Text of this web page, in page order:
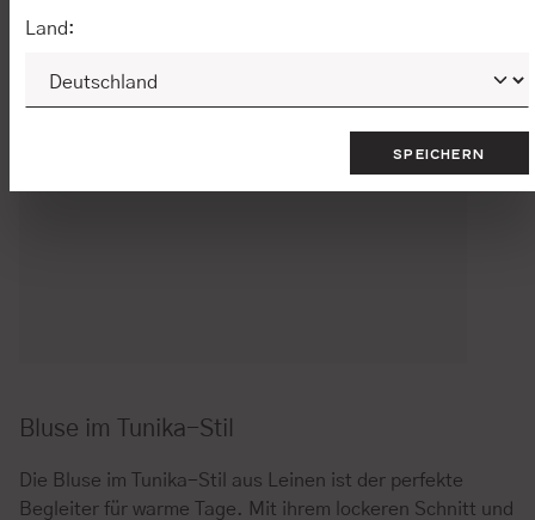
Bluse im Tunika-Stil
Die Bluse im Tunika-Stil aus Leinen ist der perfekte
Begleiter für warme Tage. Mit ihrem lockeren Schnitt und
Land:
SPEICHERN